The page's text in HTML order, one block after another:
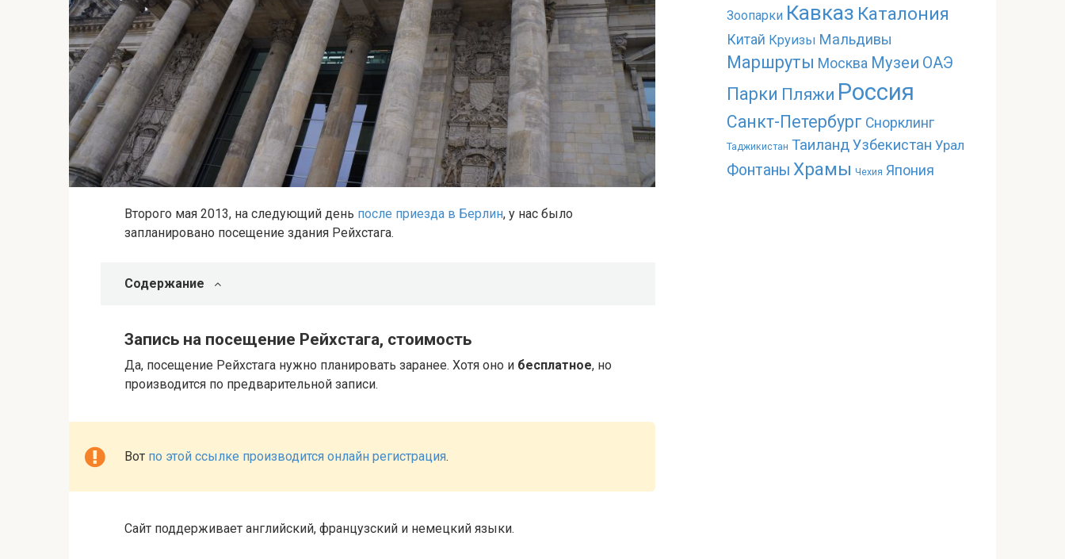
Второго мая 2013, на следующий день после приезда в Берлин, у нас было
запланировано посещение здания Рейхстага.
Содержание
Запись на посещение Рейхстага, стоимость
Да, посещение Рейхстага нужно планировать заранее. Хотя оно и бесплатное, но
производится по предварительной записи.
Вот по этой ссылке производится онлайн регистрация.
Сайт поддерживает английский, французский и немецкий языки.
Зоопарки Кавказ Каталония
Китай Круизы Мальдивы
Маршруты Москва Музеи ОАЭ
Парки Пляжи Россия
Санкт-Петербург Снорклинг
Таджикистан ТаиландУзбекистан Урал
Фонтаны Храмы Чехия Япония